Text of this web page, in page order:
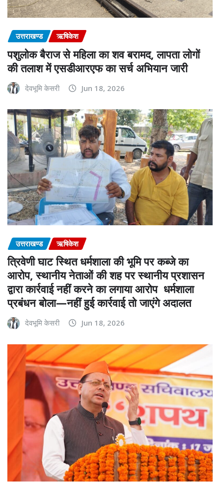
उत्तराखण्ड ऋषिकेश
पशुलोक बैराज से महिला का शव बरामद, लापता लोगों
की तलाश में एसडीआरएफ का सर्च अभियान जारी
देवभूमि केसरी Jun 18, 2026
उत्तराखण्ड ऋषिकेश
त्रिवेणी घाट स्थित धर्मशाला की भूमि पर कब्जे का
आरोप, स्थानीय नेताओं की शह पर स्थानीय प्रशासन
द्वारा कार्रवाई नहीं करने का लगाया आरोप धर्मशाला
प्रबंधन बोला—नहीं हुई कार्रवाई तो जाएंगे अदालत
देवभूमि केसरी Jun 18, 2026